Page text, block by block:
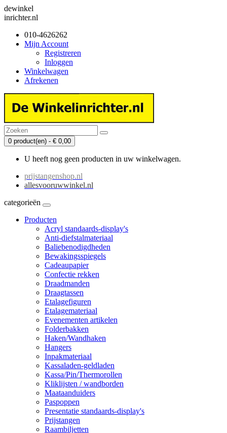
dewinkel
inrichter.nl
010-4626262
Mijn Account
Registreren
Inloggen
Winkelwagen
Afrekenen
0 product(en) - € 0,00
U heeft nog geen producten in uw winkelwagen.
prijstangenshop.nl
allesvooruwwinkel.nl
categorieën
Producten
Acryl standaards-display's
Anti-diefstalmateriaal
Baliebenodigdheden
Bewakingsspiegels
Cadeaupapier
Confectie rekken
Draadmanden
Draagtassen
Etalagefiguren
Etalagemateriaal
Evenementen artikelen
Folderbakken
Haken/Wandhaken
Hangers
Inpakmateriaal
Kassaladen-geldladen
Kassa/Pin/Thermorollen
Kliklijsten / wandborden
Maataanduiders
Paspoppen
Presentatie standaards-display's
Prijstangen
Raambiljetten